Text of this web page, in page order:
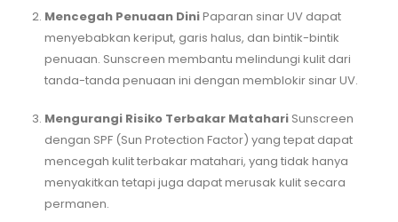
Mencegah Penuaan DiniPaparan sinar UV dapat
menyebabkan keriput, garis halus, dan bintik-bintik
penuaan. Sunscreen membantu melindungi kulit dari
tanda-tanda penuaan ini dengan memblokir sinar UV.
Mengurangi Risiko Terbakar MatahariSunscreen
dengan SPF (Sun Protection Factor) yang tepat dapat
mencegah kulit terbakar matahari, yang tidak hanya
menyakitkan tetapi juga dapat merusak kulit secara
permanen.